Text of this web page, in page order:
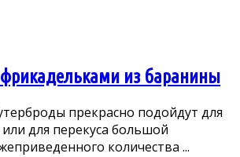
из баранины
прекрасно подойдут для
для перекуса большой
количества ...